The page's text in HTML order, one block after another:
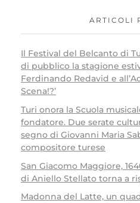
ARTICOLI
Il Festival del Belcanto di
di pubblico la stagione
Ferdinando Redavid e
Scena!?’
Turi onora la Scuola
fondatore. Due serate
segno di Giovanni Maria
compositore turese
San Giacomo Maggiore,
di Aniello Stellato torna a
Madonna del Latte, un